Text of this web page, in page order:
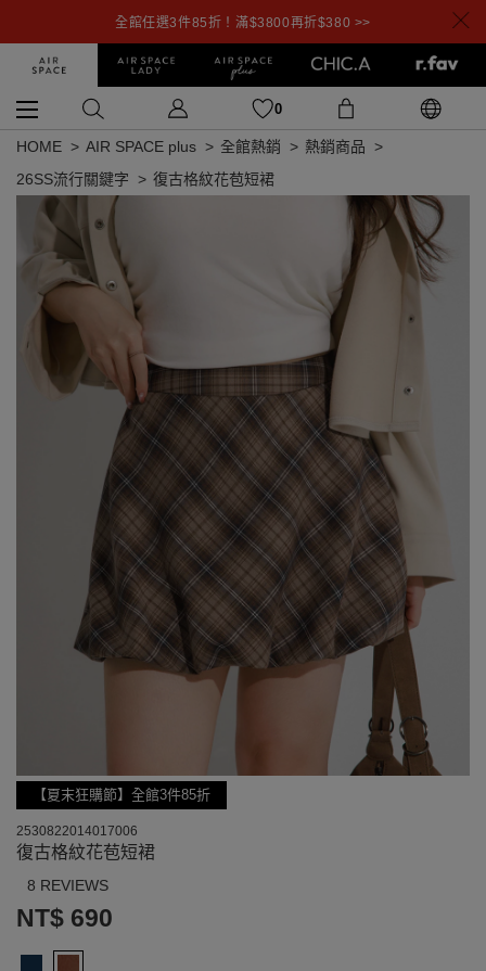
全館任選3件85折！滿$3800再折$380 >>
0
HOME AIR SPACE plus 全館熱銷
熱銷商品
26SS流行關鍵字
復古格紋花苞短裙
【夏末狂購節】全館3件85折
2530822014017006
復古格紋花苞短裙
8 REVIEWS
NT$ 690